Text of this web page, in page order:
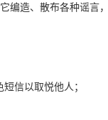
编造、散布各种谣言
信以取悦他人；